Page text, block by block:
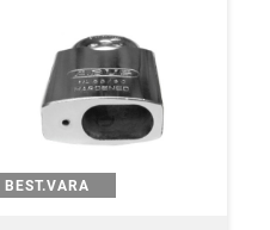
BEST.VARA